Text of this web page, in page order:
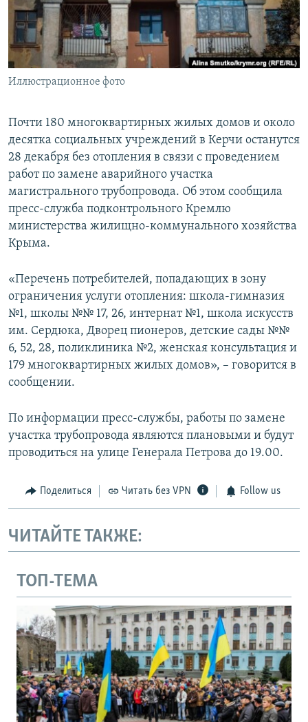
ПОБЕДИТЕЛЕЙ НЕ СУДЯТ?
КРЫМ.НЕПОКОРЕННЫЙ
ELIFBE
УКРАИНСКАЯ ПРОБЛЕМА КРЫМА
ПРИСОЕДИНЯЙТЕСЬ!
Иллюстрационное фото
Почти 180 многоквартирных жилых домов и около
десятка социальных учреждений в Керчи останутся
28 декабря без отопления в связи с проведением
работ по замене аварийного участка
магистрального трубопровода. Об этом сообщила
пресс-служба подконтрольного Кремлю
министерства жилищно-коммунального хозяйства
Крыма.
«Перечень потребителей, попадающих в зону
ограничения услуги отопления: школа-гимназия
№1, школы №№ 17, 26, интернат №1, школа искусств
им. Сердюка, Дворец пионеров, детские сады №№
6, 52, 28, поликлиника №2, женская консультация и
179 многоквартирных жилых домов», – говорится в
сообщении.
По информации пресс-службы, работы по замене
участка трубопровода являются плановыми и будут
проводиться на улице Генерала Петрова до 19.00.
Поделиться Читать без VPN Follow us
ЧИТАЙТЕ ТАКЖЕ:
ТОП-ТЕМА